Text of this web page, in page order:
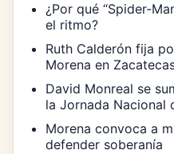
¿Por qué “Spider-
el ritmo?
Ruth Calderón fija
Morena en
David Monreal se
la Jornada Nacional
Morena convoca a
defender soberanía